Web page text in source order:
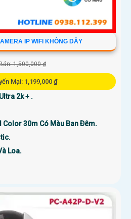
IP WIFI KHÔNG DÂY
1,500,000 ₫
Mại: 1,199,000 ₫
Ultra 2k + .
Color 30m Có Màu Ban Ðêm.
Loa.